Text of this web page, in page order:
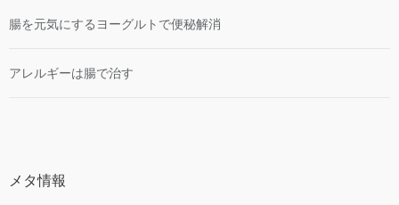
腸を元気にするヨーグルトで便秘解消
アレルギーは腸で治す
メタ情報